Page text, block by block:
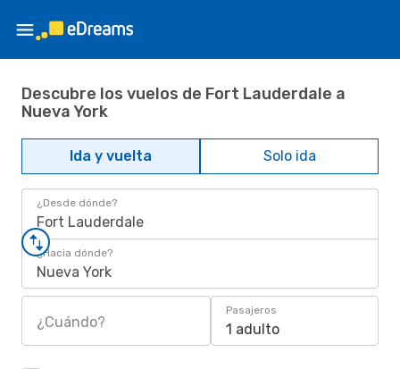
Descubre los vuelos de Fort Lauderdale a
Nueva York
Ida y vuelta Solo ida
¿Desde dónde?
Fort Lauderdale
¿Hacia dónde?
Nueva York
¿Cuándo?
Pasajeros
1 adulto